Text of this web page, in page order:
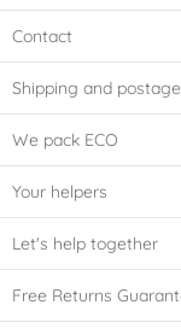
Contact
Shipping and postage
We pack ECO
Your helpers
Let's help together
Free Returns